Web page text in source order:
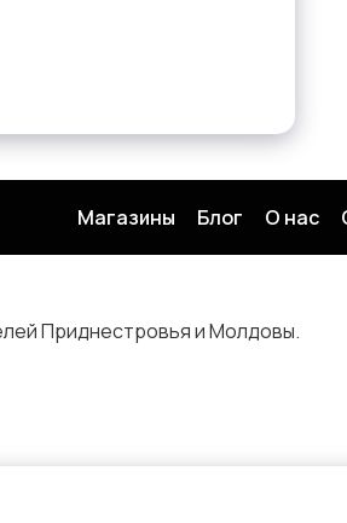
Магазины Блог О нас
Приднестровья и Молдовы.